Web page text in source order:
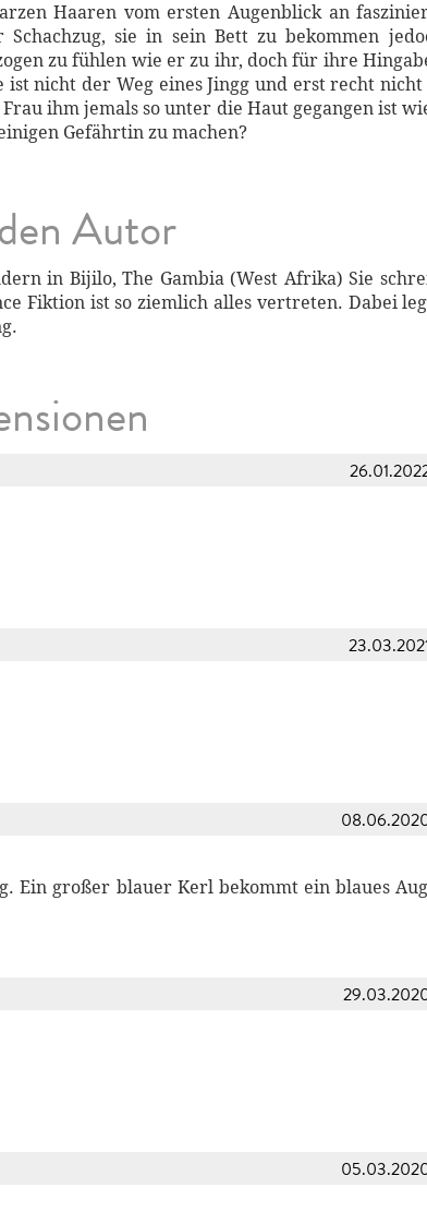
Haaren vom ersten Augenblick an
sie in sein Bett zu bekommen
zu fühlen wie er zu ihr, doch für ihre
nicht der Weg eines Jingg und erst recht nicht
ihm jemals so unter die Haut gegangen ist
Gefährtin zu machen?
Autor
in Bijilo, The Gambia (West Afrika) Sie
Fiktion ist so ziemlich alles vertreten. Dabei
Ein großer blauer Kerl bekommt ein blaues